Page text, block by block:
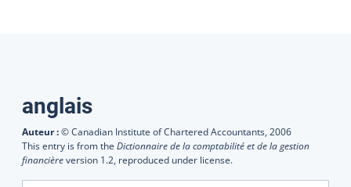
Traductions
anglais
Auteur :© Canadian Institute of Chartered Accountants, 2006
This entry is from the Dictionnaire de la comptabilité et de la gestion
financièreversion 1.2, reproduced under license.